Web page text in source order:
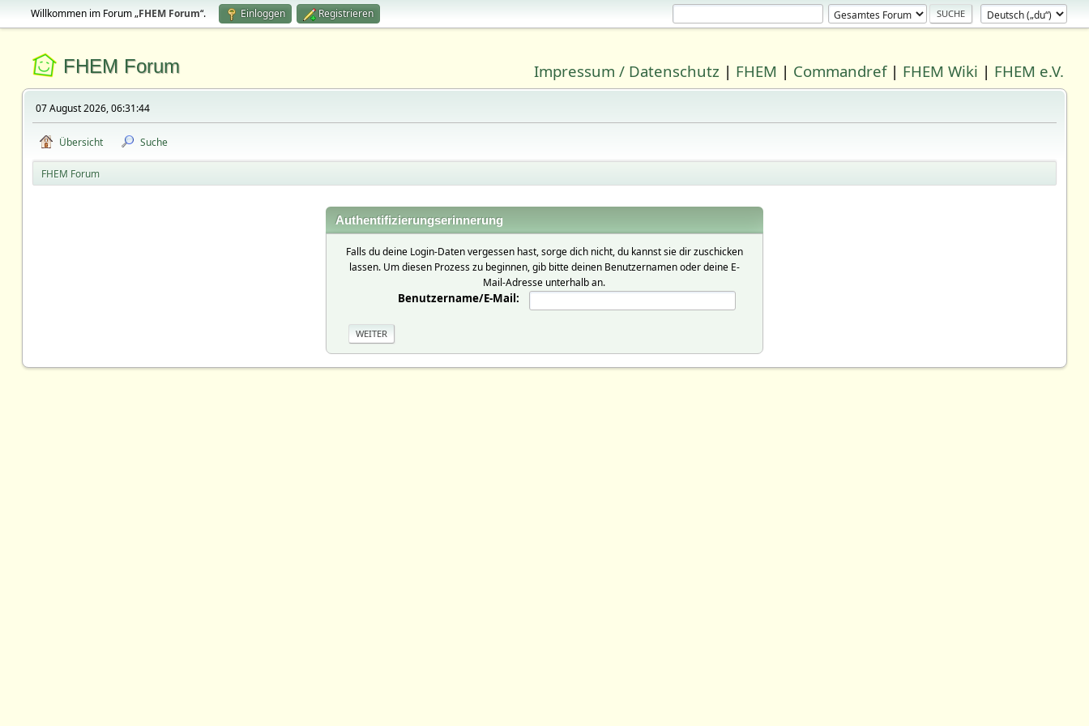
Willkommen im Forum „FHEM Forum“. Einloggen Registrieren
FHEM Forum Impressum / Datenschutz | FHEM | Commandref| FHEM Wiki | FHEM e.V.
07 August 2026, 06:31:44
Übersicht Suche
FHEM Forum
Authentifizierungserinnerung
Falls du deine Login-Daten vergessen hast, sorge dich nicht, du kannst sie dir zuschicken
lassen. Um diesen Prozess zu beginnen, gib bitte deinen Benutzernamen oder deine E-
Mail-Adresse unterhalb an.
Benutzername/E-Mail: